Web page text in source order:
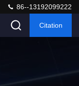
86--13192099222
Citation